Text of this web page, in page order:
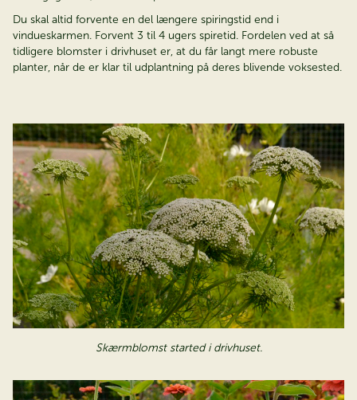
På jagt efter dit
drømmedrivhus?
drivhus i dag.
Bestil kataloget
Du skal altid forvente en del længere spiringstid end i
vindueskarmen. Forvent 3 til 4 ugers spiretid. Fordelen ved at så
tidligere blomster i drivhuset er, at du får langt mere robuste
planter, når de er klar til udplantning på deres blivende voksested.
Skærmblomst started i drivhuset.